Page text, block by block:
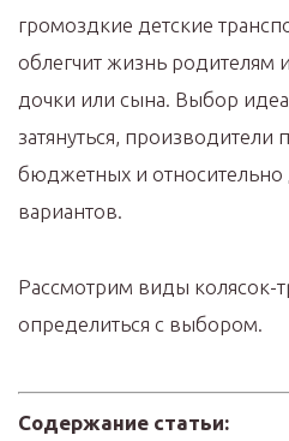
громоздкие детские
облегчит жизнь родителям
дочки или сына. Выбор
затянуться, производители
бюджетных и относительно
вариантов.
Рассмотрим виды колясок-
определиться с выбором.
Содержание статьи: